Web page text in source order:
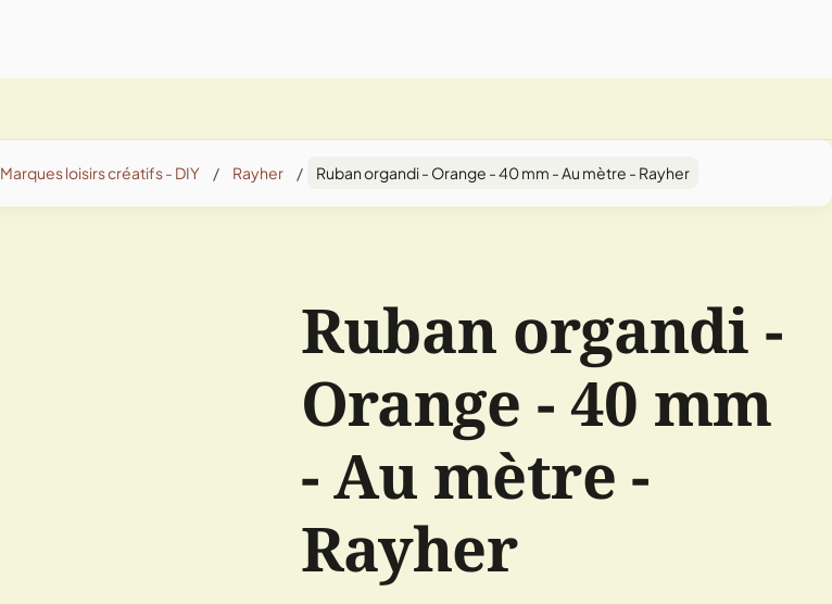
Marques loisirs créatifs - DIY / Rayher / Ruban organdi - Orange - 40 mm - Au mètre - Rayher
Ruban organdi -
Orange - 40 mm
- Au mètre -
Rayher